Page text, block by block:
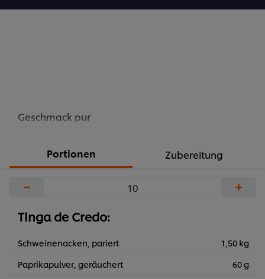
Geschmack pur
Portionen Zubereitung
− +
Tinga de Credo:
Schweinenacken, pariert
1,50 kg
Paprikapulver, geräuchert
60 g